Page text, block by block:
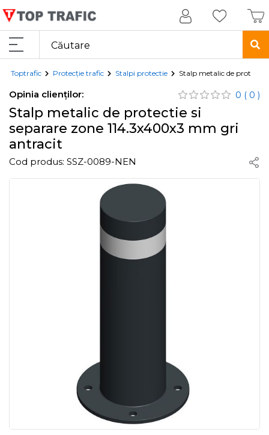
Toptrafic Protecție trafic Stalpi protectie Stalp metalic de
Opinia clienților: 0 ( 0 )
Stalp metalic de protectie si
separare zone 114.3x400x3 mm gri
antracit
Cod produs: SSZ-0089-NEN